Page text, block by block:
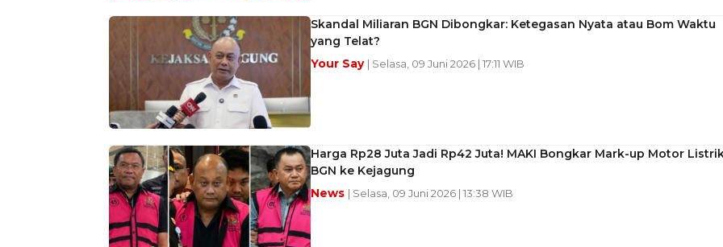
Skandal Miliaran BGN Dibongkar: Ketegasan Nyata atau Bom Waktu
yang Telat?
Your Say | Selasa, 09 Juni 2026 | 17:11 WIB
Harga Rp28 Juta Jadi Rp42 Juta! MAKI Bongkar Mark-up Motor
BGN ke Kejagung
News | Selasa, 09 Juni 2026 | 13:38 WIB